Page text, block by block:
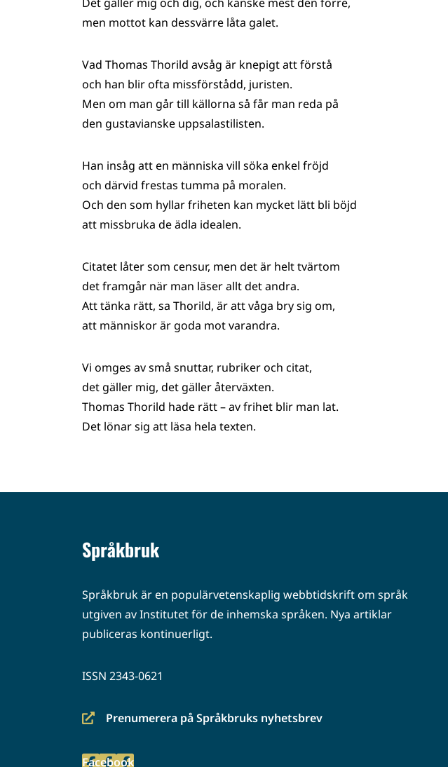
men mottot kan dessvärre låta galet.
Vad Thomas Thorild avsåg är knepigt att förstå
och han blir ofta missförstådd, juristen.
Men om man går till källorna så får man reda på
den gustavianske uppsalastilisten.
Han insåg att en människa vill söka enkel fröjd
och därvid frestas tumma på moralen.
Och den som hyllar friheten kan mycket lätt bli böjd
att missbruka de ädla idealen.
Citatet låter som censur, men det är helt tvärtom
det framgår när man läser allt det andra.
Att tänka rätt, sa Thorild, är att våga bry sig om,
att människor är goda mot varandra.
Vi omges av små snuttar, rubriker och citat,
det gäller mig, det gäller återväxten.
Thomas Thorild hade rätt – av frihet blir man lat.
Det lönar sig att läsa hela texten.
Språkbruk
Språkbruk är en populärvetenskaplig webbtidskrift om språk
utgiven av Institutet för de inhemska språken. Nya artiklar
publiceras kontinuerligt.
ISSN 2343-0621
Prenumerera på Språkbruks nyhetsbrev
(siirryt
Facebook